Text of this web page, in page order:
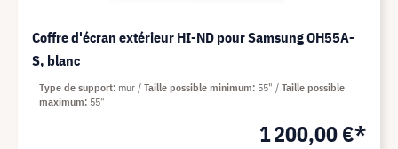
Coffre d'écran extérieur HI-ND pour Samsung OH55A-
S, blanc
1 200,00 €*
Type de support mur Taille possible minimum 55"
Taille possible
maximum 55"